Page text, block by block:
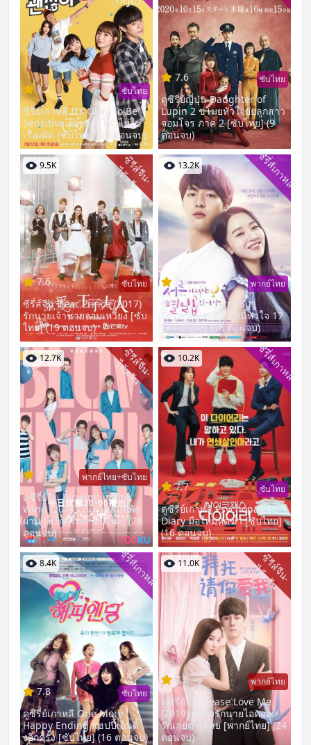
7.2 ซับไทย
ซีรี่ย์เกาหลี It’s Okay To Be
Sensitive การอ่อนไหวไม่ใช่
เรื่องผิด [ซับไทย] (12 ตอนจบ)
7.6 ซับไทย
ดูซีรี่ย์ญี่ปุ่น Daughter of
Lupin 2 ขโมยหัวใจยัยลูกสาว
จอมโจร ภาค 2 [ซับไทย] (9
ตอนจบ)
9.5K ซี
รี
ส์
จี
น
-
ไ
ต้
ห
วั
น
7.6 ซับไทย
ซีรี่ส์จีน Dear Prince (2017)
รักนายเจ้าชายจอมเหวี่ยง [ซับ
ไทย] (19 ตอนจบ)
13.2K ซีรี่ส์เกาหลี
8.4 พากย์ไทย
ซีรี่ย์เกาหลี Thirty But
Seventeen รักครั้งนี้หัวใจ 17
[พากย์ไทย] (16 ตอนจบ)
12.7K ซี
รี
ส์
จี
น
-
ไ
ต้
ห
วั
น
7.5 พากย์ไทย+ซับไทย
ดูซีรี่ย์จีน Blowing in the
Wind (2019) ในสายลมที่พัด
ผ่าน [พากย์ไทย+ซับไทย] (28
ตอนจบ)
10.2K ซีรี่ส์เกาหลี
7.7 ซับไทย
ดูซีรี่ย์เกาหลี Psychopath
Diary มือใหม่หัดฆ่า [ซับไทย]
(16 ตอนจบ)
8.4K ซีรี่ส์เกาหลี
7.8 ซับไทย
ดูซีรี่ย์เกาหลี One More
Happy Ending แฮปปี้เอ็นดิ้
งอีกครั้ง [ซับไทย] (16 ตอนจบ)
11.0K ซี
รี
ส์
จี
น
-
ไ
ต้
ห
วั
น
7.6 พากย์ไทย
ดูซีรี่ย์จีน Please Love Me
(2019) แกล้งรักนายไอดอล /
รักเลยตามเลย [พากย์ไทย] (24
ตอนจบ)